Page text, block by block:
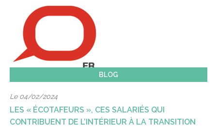
BLOG
Le 04/02/2024
LES « ÉCOTAFEURS », CES SALARIÉS QUI
CONTRIBUENT DE L’INTÉRIEUR À LA TRANSITION